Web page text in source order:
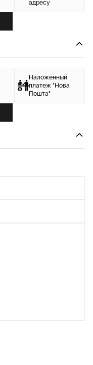
адресу
Наложенный
платеж "Нова
Пошта"